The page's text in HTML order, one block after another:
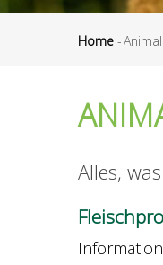
Home -
Alles,